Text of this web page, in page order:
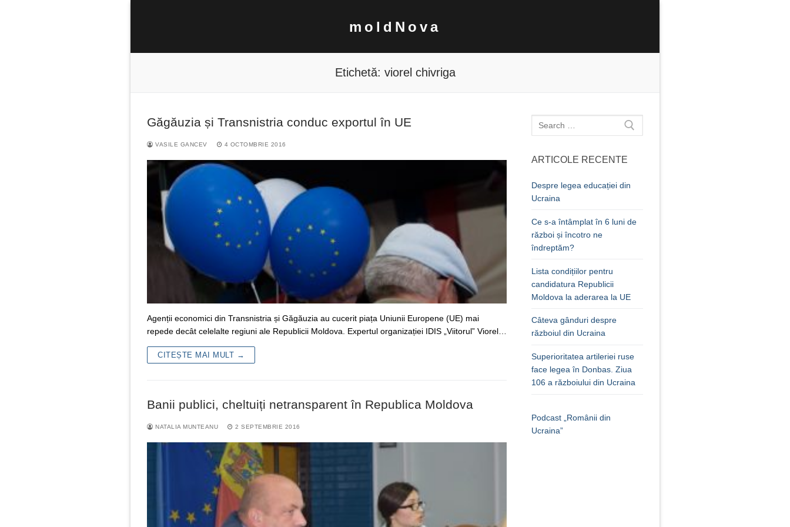
moldNova
după:
Etichetă: viorel chivriga
Găgăuzia și Transnistria conduc exportul în UE
VASILE GANCEV 4 OCTOMBRIE 2016
Agenții economici din Transnistria și Găgăuzia au cucerit piața Uniunii Europene (UE) mai
repede decât celelalte regiuni ale Republicii Moldova. Expertul organizației IDIS „Viitorul” Viorel…
CITEȘTE MAI MULT →
Banii publici, cheltuiți netransparent în Republica Moldova
NATALIA MUNTEANU 2 SEPTEMBRIE 2016
Caută
după:
ARTICOLE RECENTE
Despre legea educației din
Ucraina
Ce s-a întâmplat în 6 luni de
război și încotro ne
îndreptăm?
Lista condițiilor pentru
candidatura Republicii
Moldova la aderarea la UE
Câteva gânduri despre
războiul din Ucraina
Superioritatea artileriei ruse
face legea în Donbas. Ziua
106 a războiului din Ucraina
Podcast „Românii din
Ucraina”